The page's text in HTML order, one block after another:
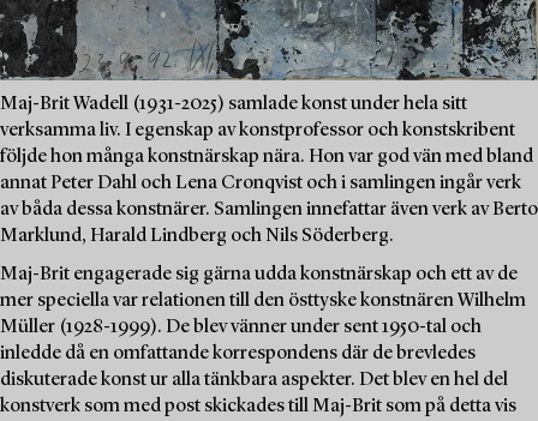
Maj-Brit Wadell (1931-2025) samlade konst under hela sitt
verksamma liv. I egenskap av konstprofessor och konstskribent
följde hon många konstnärskap nära. Hon var god vän med bland
annat Peter Dahl och Lena Cronqvist och i samlingen ingår verk
av båda dessa konstnärer. Samlingen innefattar även verk av Berto
Marklund, Harald Lindberg och Nils Söderberg.
Maj-Brit engagerade sig gärna udda konstnärskap och ett av de
mer speciella var relationen till den östtyske konstnären Wilhelm
Müller (1928-1999). De blev vänner under sent 1950-tal och
inledde då en omfattande korrespondens där de brevledes
diskuterade konst ur alla tänkbara aspekter. Det blev en hel del
konstverk som med post skickades till Maj-Brit som på detta vis